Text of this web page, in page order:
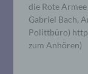
die Rote
Gabriel Bach,
Polittbüro)
zum Anhören)